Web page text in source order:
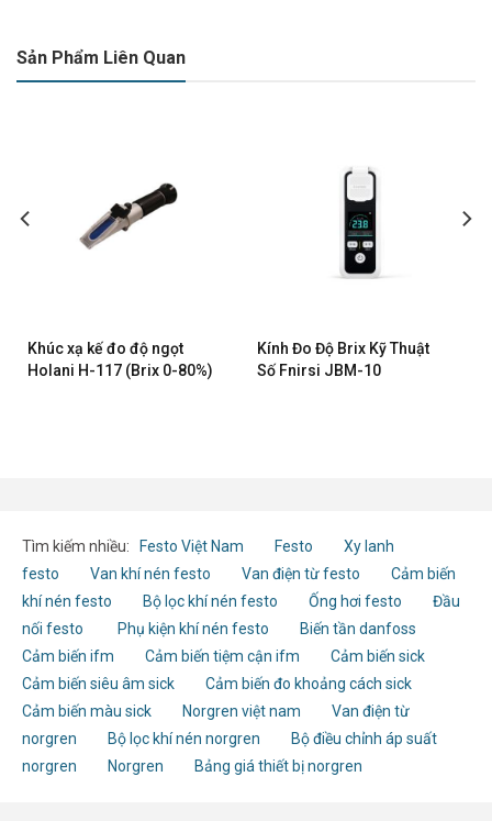
Sản Phẩm Liên Quan
Khúc xạ kế đo độ ngọt
Holani H-117 (Brix 0-80%)
Kính Đo Độ Brix Kỹ Thuật
Số Fnirsi JBM-10
Tìm kiếm nhiều: Festo Việt Nam Festo
Xy lanh
festo
Van khí nén festo Van điện từ festo
Cảm biến
khí nén festo
Bộ lọc khí nén festo Ống hơi festo
Đầu
nối festo
Phụ kiện khí nén festo
Biến tần danfoss
Cảm biến ifm
Cảm biến tiệm cận ifm
Cảm biến sick
Cảm biến siêu âm sick
Cảm biến đo khoảng cách sick
Cảm biến màu sick
Norgren việt nam
Van điện từ
norgren
Bộ lọc khí nén norgren
Bộ điều chỉnh áp suất
norgren
Norgren Bảng giá thiết bị norgren